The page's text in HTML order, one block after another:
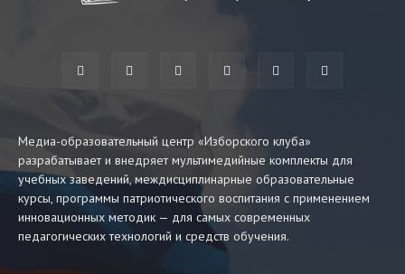
Медиа-образовательный центр «Изборского клуба»
разрабатывает и внедряет мультимедийные комплекты для
учебных заведений, междисциплинарные образовательные
курсы, программы патриотического воспитания с применением
инновационных методик — для самых современных
педагогических технологий и средств обучения.